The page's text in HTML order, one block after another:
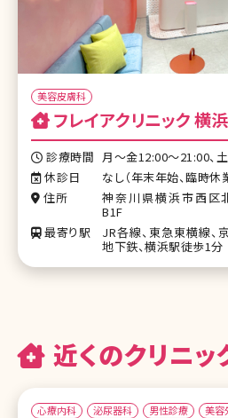
美容皮膚科
フレイアクリニック 横
診療時間 月〜金12:00〜21:00、
休診日
なし（年末年始、臨時休
住所
神奈川県横浜市西区
B1F
最寄り駅
JR各線、東急東横線、
地下鉄、横浜駅徒歩1分
近くのクリニッ
心療内科 泌尿器科 男性診療 美容